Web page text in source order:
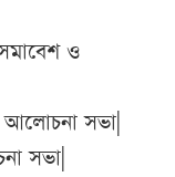
ও
আলোচনা সভা|
সভা|